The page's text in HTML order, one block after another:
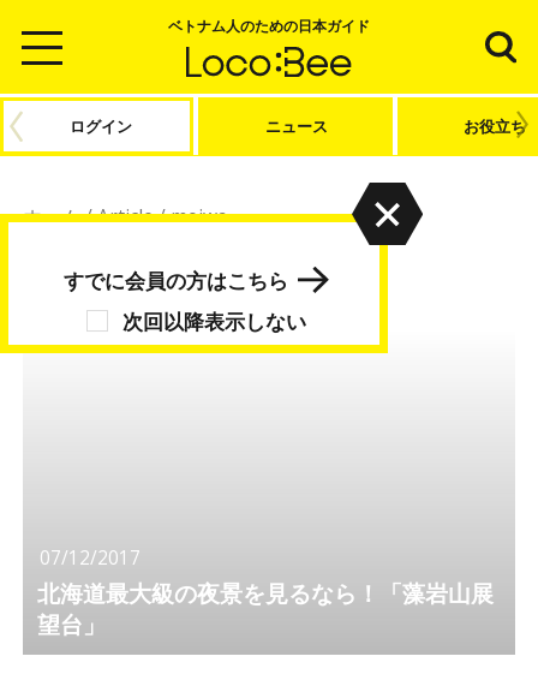
ベトナム人のための日本ガイド
ログイン ニュース お役立ち
ホーム/Article/moiwa
moiwa
07/12/2017
北海道最大級の夜景を見るなら！「藻岩山展
望台」
次回以降表示しない
すでに会員の方はこちら